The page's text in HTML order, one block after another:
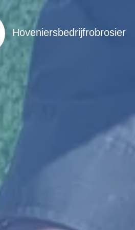
Hoveniersbedrijfrobrosier